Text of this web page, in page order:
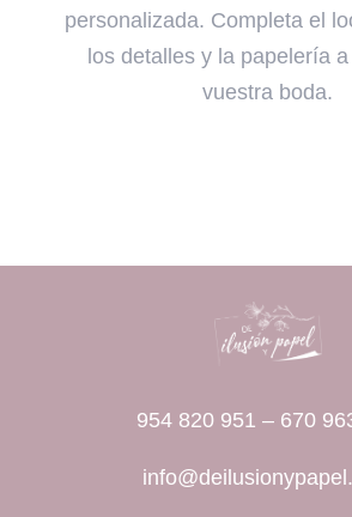
personalizada. Completa el
los detalles y la papelería
vuestra boda.
954 820 951 – 670